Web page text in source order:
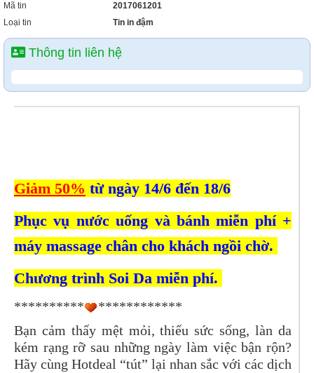
Mã tin
2017061201
Loại tin
Tin in đậm
Thông tin liên hệ
Giảm 50% từ ngày 14/6 đến 18/6
Phục vụ nước uống và bánh miễn phí +
máy massage chân cho khách ngồi chờ.
Chương trình Soi Da miễn phí.
**********
************
Bạn cảm thấy mệt mỏi, thiếu sức sống, làn da
kém rạng rỡ sau những ngày làm việc bận rộn?
Hãy cùng Hotdeal “tút” lại nhan sắc với các dịch